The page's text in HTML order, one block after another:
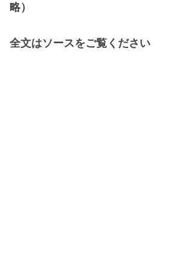
略）
全文はソースをご覧ください